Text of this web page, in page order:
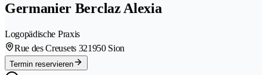
Germanier Berclaz Alexia
Logopädische Praxis
Rue des Creusets 321950 Sion
Termin reservieren